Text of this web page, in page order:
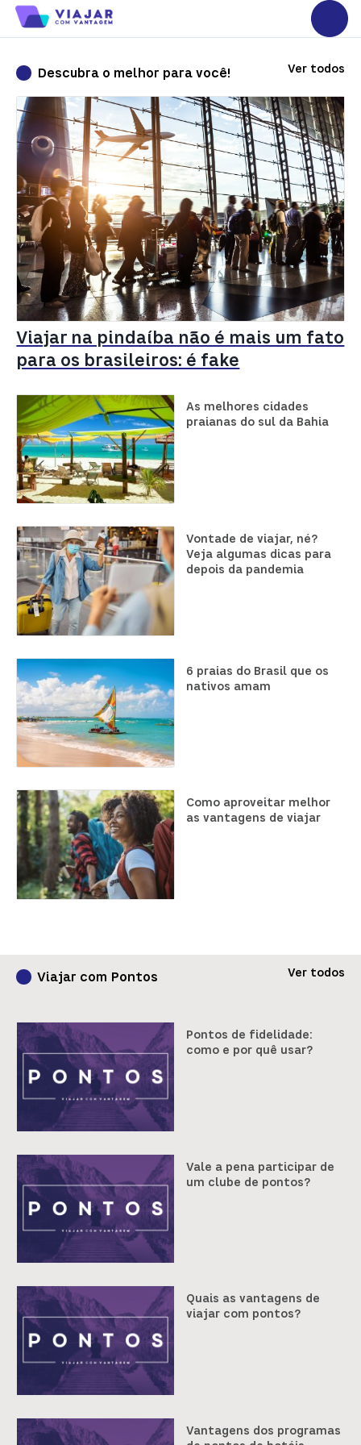
Descubra o melhor para você! Ver todos
Viajar na pindaíba não é mais um fato
para os brasileiros: é fake
As melhores cidades
praianas do sul da Bahia
Vontade de viajar, né?
Veja algumas dicas para
depois da pandemia
6 praias do Brasil que os
nativos amam
Como aproveitar melhor
as vantagens de viajar
Viajar com Pontos Ver todos
Pontos de fidelidade:
como e por quê usar?
Vale a pena participar de
um clube de pontos?
Quais as vantagens de
viajar com pontos?
Vantagens dos programas